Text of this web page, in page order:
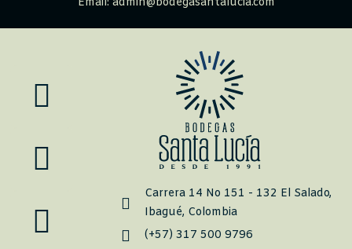
Carrera 14 No 151 - 132 El Salado,
Ibagué, Colombia
(+57) 317 500 9796